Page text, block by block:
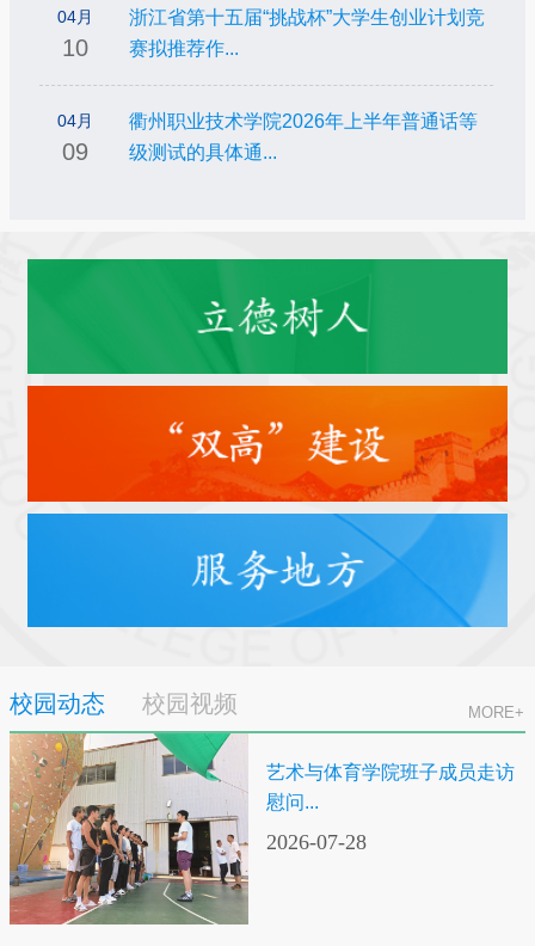
04月
10
浙江省第十五届“挑战杯”大学生创业计划竞
赛拟推荐作...
04月
09
衢州职业技术学院2026年上半年普通话等
级测试的具体通...
校园动态 校园视频
艺术与体育学院班子成员走访
慰问...
2026-07-28
MORE+